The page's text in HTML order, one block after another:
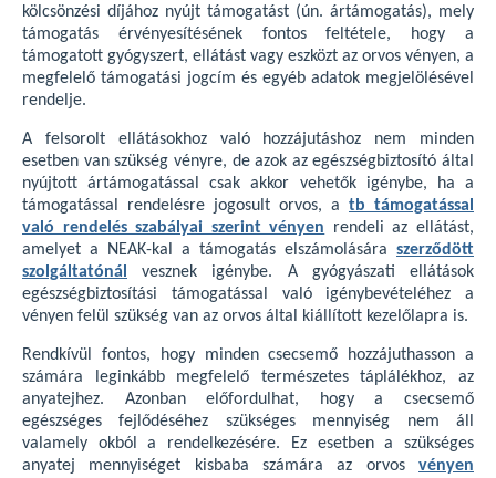
kölcsönzési díjához nyújt támogatást (ún. ártámogatás), mely
támogatás érvényesítésének fontos feltétele, hogy a
támogatott gyógyszert, ellátást vagy eszközt az orvos vényen, a
megfelelő támogatási jogcím és egyéb adatok megjelölésével
rendelje.
A felsorolt ellátásokhoz való hozzájutáshoz nem minden
esetben van szükség vényre, de azok az egészségbiztosító által
nyújtott ártámogatással csak akkor vehetők igénybe, ha a
támogatással rendelésre jogosult orvos, a tb támogatással
való rendelés szabályai szerint vényen rendeli az ellátást,
amelyet a NEAK-kal a támogatás elszámolására szerződött
szolgáltatónál
vesznek igénybe. A gyógyászati ellátások
egészségbiztosítási támogatással való igénybevételéhez a
vényen felül szükség van az orvos által kiállított kezelőlapra is.
Rendkívül fontos, hogy minden csecsemő hozzájuthasson a
számára leginkább megfelelő természetes táplálékhoz, az
anyatejhez. Azonban előfordulhat, hogy a csecsemő
egészséges fejlődéséhez szükséges mennyiség nem áll
valamely okból a rendelkezésére. Ez esetben a szükséges
anyatej mennyiséget kisbaba számára az orvos vényen